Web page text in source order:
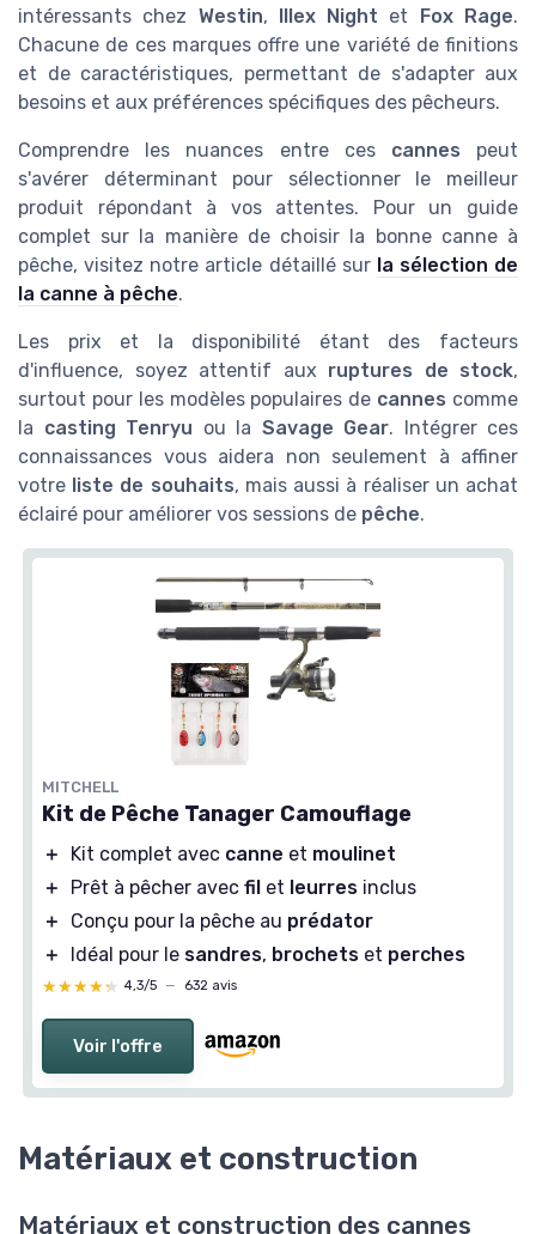
intéressants chez Westin, Illex Night et Fox Rage.
Chacune de ces marques offre une variété de finitions
et de caractéristiques, permettant de s'adapter aux
besoins et aux préférences spécifiques des pêcheurs.
Comprendre les nuances entre ces cannes peut
s'avérer déterminant pour sélectionner le meilleur
produit répondant à vos attentes. Pour un guide
complet sur la manière de choisir la bonne canne à
pêche, visitez notre article détaillé sur la sélection de
la canne à pêche.
Les prix et la disponibilité étant des facteurs
d'influence, soyez attentif aux ruptures de stock,
surtout pour les modèles populaires de cannes comme
la casting Tenryu ou la Savage Gear. Intégrer ces
connaissances vous aidera non seulement à affiner
votre liste de souhaits, mais aussi à réaliser un achat
éclairé pour améliorer vos sessions de pêche.
MITCHELL
Kit de Pêche Tanager Camouflage
＋ Kit complet avec canne et moulinet
＋
Prêt à pêcher avec fil et leurres inclus
＋
Conçu pour la pêche au prédator
＋
Idéal pour le sandres, brochets et perches
★★★★★
★★★★★ 4,3/5 — 632 avis
Voir l'offre
Matériaux et construction
Matériaux et construction des cannes